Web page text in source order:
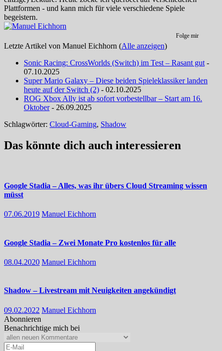
Plattformen - und kann mich für viele verschiedene Spiele
begeistern.
Folge mir
Letzte Artikel von Manuel Eichhorn (Alle anzeigen)
Sonic Racing: CrossWorlds (Switch) im Test – Rasant gut -
07.10.2025
Super Mario Galaxy – Diese beiden Spieleklassiker landen
heute auf der Switch (2) - 02.10.2025
ROG Xbox Ally ist ab sofort vorbestellbar – Start am 16.
Oktober- 26.09.2025
Schlagwörter: Cloud-Gaming, Shadow
Das könnte dich auch interessieren
Google Stadia – Alles, was ihr übers Cloud Streaming wissen
müsst
07.06.2019 Manuel Eichhorn
Google Stadia – Zwei Monate Pro kostenlos für alle
08.04.2020 Manuel Eichhorn
Shadow – Livestream mit Neuigkeiten angekündigt
09.02.2022 Manuel Eichhorn
Abonnieren
Benachrichtige mich bei